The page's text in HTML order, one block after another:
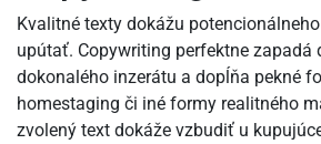
Kvalitné texty dokážu
upútať. Copywriting perfektne zapadá
dokonalého inzerátu a dopĺňa pekné
homestaging či iné formy realitného
zvolený text dokáže vzbudiť u